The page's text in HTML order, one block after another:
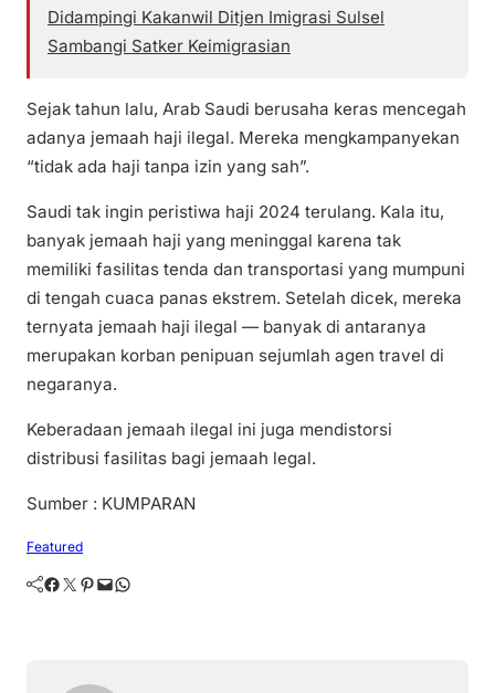
Didampingi Kakanwil Ditjen Imigrasi Sulsel
Sambangi Satker Keimigrasian
Sejak tahun lalu, Arab Saudi berusaha keras mencegah
adanya jemaah haji ilegal. Mereka mengkampanyekan
“tidak ada haji tanpa izin yang sah”.
Saudi tak ingin peristiwa haji 2024 terulang. Kala itu,
banyak jemaah haji yang meninggal karena tak
memiliki fasilitas tenda dan transportasi yang mumpuni
di tengah cuaca panas ekstrem. Setelah dicek, mereka
ternyata jemaah haji ilegal — banyak di antaranya
merupakan korban penipuan sejumlah agen travel di
negaranya.
Keberadaan jemaah ilegal ini juga mendistorsi
distribusi fasilitas bagi jemaah legal.
Sumber : KUMPARAN
Featured
Facebook Twitter Pinterest Mail WhatsApp